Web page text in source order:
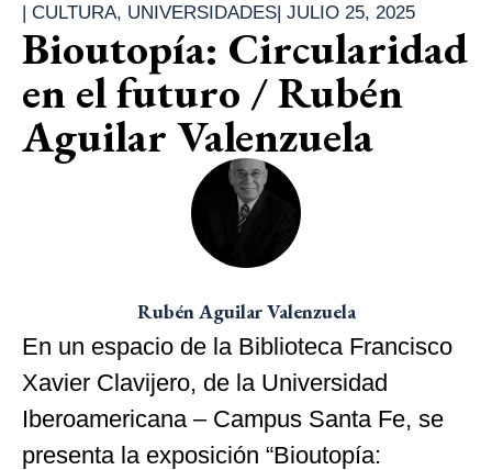
| CULTURA, UNIVERSIDADES| JULIO 25, 2025
Bioutopía: Circularidad
en el futuro / Rubén
Aguilar Valenzuela
Rubén Aguilar Valenzuela
En un espacio de la Biblioteca Francisco
Xavier Clavijero, de la Universidad
Iberoamericana – Campus Santa Fe, se
presenta la exposición “Bioutopía: